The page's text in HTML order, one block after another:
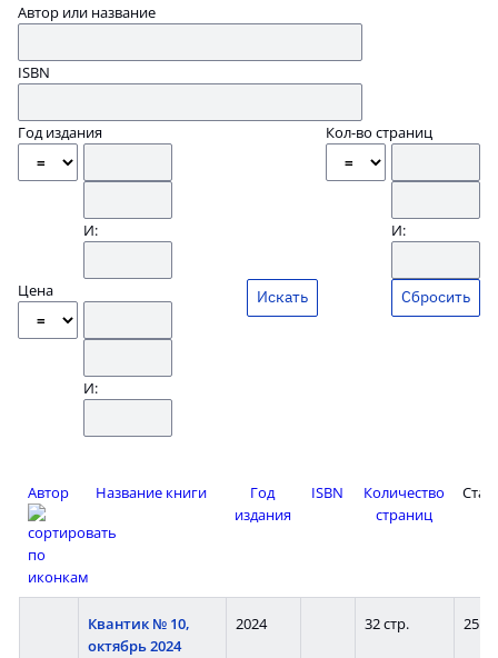
Автор или название
ISBN
Год издания
И:
Кол-во страниц
И:
Цена
И:
Сбросить
Автор Название книги
Год
издания
ISBN
Количество
страниц
Квантик № 10,
октябрь 2024
2024 32 стр. 25